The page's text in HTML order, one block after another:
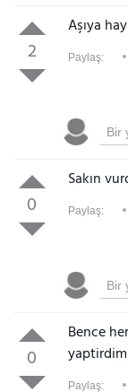
2
Aşıya
Paylaş:
0
Sakın
Paylaş:
0
Bence
Paylaş: